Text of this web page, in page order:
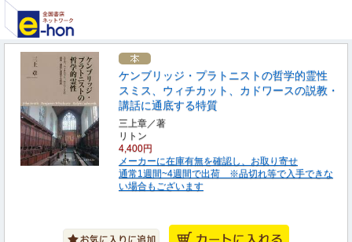
ケンブリッジ・プラトニストの哲学的霊性
スミス、ウィチカット、カドワースの説教・
講話に通底する特質
三上章／著
リトン
4,400円
メーカーに在庫有無を確認し、お取り寄せ
通常1週間~4週間で出荷 ※品切れ等で入手できな
い場合もございます